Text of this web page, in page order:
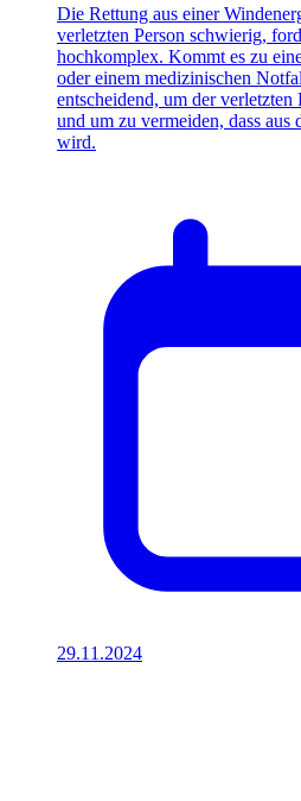
Die Rettung aus einer
verletzten Person schwierig,
hochkomplex. Kommt es zu
oder einem medizinischen
entscheidend, um der
und um zu vermeiden, dass aus
wird.
29.11.2024